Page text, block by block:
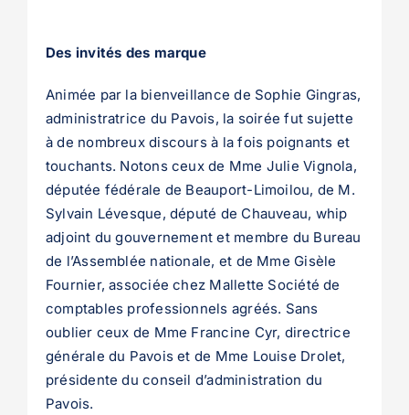
Des invités des marque
Animée par la bienveillance de Sophie Gingras,
administratrice du Pavois, la soirée fut sujette
à de nombreux discours à la fois poignants et
touchants. Notons ceux de Mme Julie Vignola,
députée fédérale de Beauport-Limoilou, de M.
Sylvain Lévesque, député de Chauveau, whip
adjoint du gouvernement et membre du Bureau
de l’Assemblée nationale, et de Mme Gisèle
Fournier, associée chez Mallette Société de
comptables professionnels agréés. Sans
oublier ceux de Mme Francine Cyr, directrice
générale du Pavois et de Mme Louise Drolet,
présidente du conseil d’administration du
Pavois.